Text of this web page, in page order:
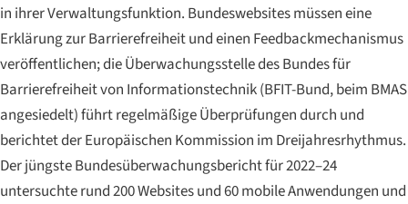
in ihrer Verwaltungsfunktion. Bundeswebsites müssen eine
Erklärung zur Barrierefreiheit und einen Feedbackmechanismus
veröffentlichen; dieÜberwachungsstelle des Bundes für
Barrierefreiheit von Informationstechnik(BFIT-Bund, beim BMAS
angesiedelt) führt regelmäßige Überprüfungen durch und
berichtet der Europäischen Kommission im Dreijahresrhythmus.
Der jüngste Bundesüberwachungsbericht für 2022–24
untersuchte rund 200 Websites und 60 mobile Anwendungen und